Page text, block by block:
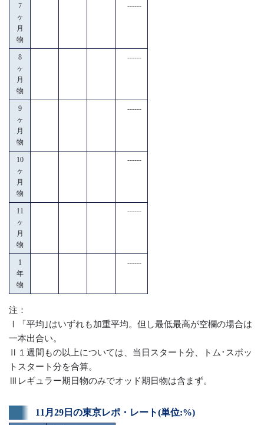
7
ヶ
月
物
------
8
ヶ
月
物
------
9
ヶ
月
物
------
10
ヶ
月
物
------
11
ヶ
月
物
------
1
年
物
------
注：
Ⅰ「平均｣はいずれも加重平均。但し最低最高が空欄の場合は
一本出合い。
Ⅱ１週間もの以上については、当日スタート分、トム･スポッ
トスタート分を合算。
Ⅲレギュラー期日物のみでオッド期日物は含まず。
11月29日の東京レポ・レート(単位:%)